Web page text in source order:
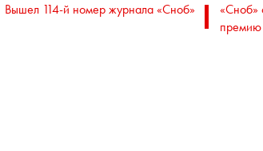
Вышел 114-й номер журнала «Сноб»
«Сноб»